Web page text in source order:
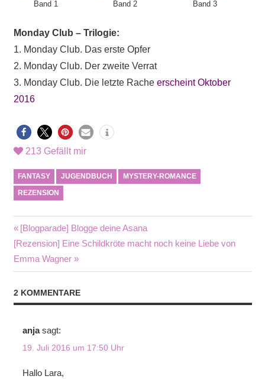
Band 1 Band 2 Band 3
Monday Club – Trilogie:
1. Monday Club. Das erste Opfer
2. Monday Club. Der zweite Verrat
3. Monday Club. Die letzte Rache erscheint Oktober
2016
213 Gefällt mir
FANTASY JUGENDBUCH MYSTERY-ROMANCE
REZENSION
Beitragsnavigation
Vorheriger
Beitrag:
[Blogparade] Blogge deine Asana
Nächster
Beitrag:
[Rezension] Eine Schildkröte macht noch keine Liebe von
Emma Wagner
2 KOMMENTARE
anja sagt:
19. Juli 2016 um 17:50 Uhr
Hallo Lara,